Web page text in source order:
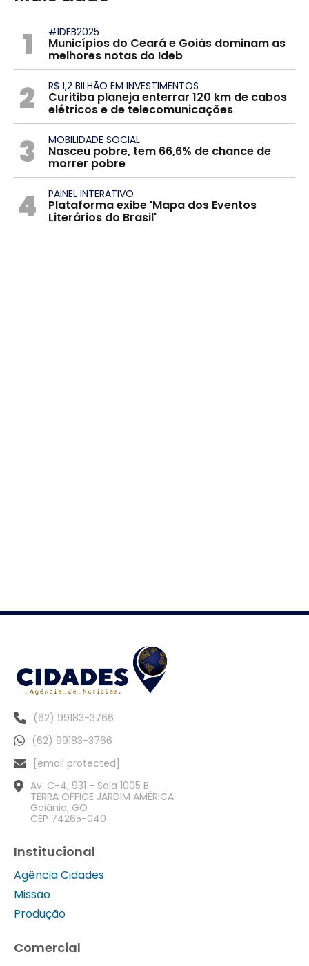
1 #IDEB2025
Municípios do Ceará e Goiás dominam as
melhores notas do Ideb
2 R$ 1,2 BILHÃO EM INVESTIMENTOS
Curitiba planeja enterrar 120 km de cabos
elétricos e de telecomunicações
3 MOBILIDADE SOCIAL
Nasceu pobre, tem 66,6% de chance de
morrer pobre
4 PAINEL INTERATIVO
Plataforma exibe 'Mapa dos Eventos
Literários do Brasil'
(62) 99183-3766
(62) 99183-3766
[email protected]
Av. C-4, 931 - Sala 1005 B
TERRA OFFICE JARDIM AMÉRICA
Goiânia, GO
CEP 74265-040
Institucional
Agência Cidades
Missão
Produção
Comercial